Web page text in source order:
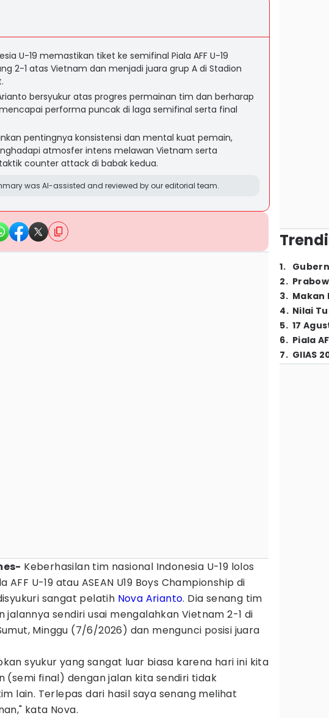
U-19 memastikan tiket ke semifinal Piala AFF U-19
2-1 atas Vietnam dan menjadi juara grup A di Stadion
bersyukur atas progres permainan tim dan berharap
performa puncak di laga semifinal serta final
pentingnya konsistensi dan mental kuat pemain,
atmosfer intens melawan Vietnam serta
counter attack di babak kedua.
was AI-assisted and reviewed by our editorial team.
Keberhasilan tim nasional Indonesia U-19 lolos
AFF U-19 atau ASEAN U19 Boys Championship di
sangat pelatih Nova Arianto. Dia senang tim
jalannya sendiri usai mengalahkan Vietnam 2-1 di
Minggu (7/6/2026) dan mengunci posisi juara
syukur yang sangat luar biasa karena hari ini kita
(semi final) dengan jalan kita sendiri tidak
lain. Terlepas dari hasil saya senang melihat
kata Nova.
1.
2.
3. Makan
4. Nilai
5. 17
6. Piala
7. GIIAS